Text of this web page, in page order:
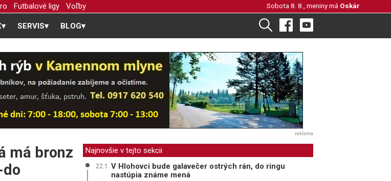
Futbalové ligy Voľby Sobota 8. 8., meniny má Oskár
▾ SERVIS▾ BLOG▾
reklama
má bronz
Najnovšie v tejto sekcii
22.1. V Hlohovci bude galavečer ostrých rán, do ringu
nastúpia známe mená